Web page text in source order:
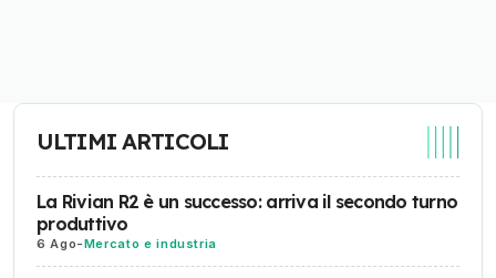
ULTIMI ARTICOLI
La Rivian R2 è un successo: arriva il secondo turno
produttivo
6 Ago-Mercato e industria